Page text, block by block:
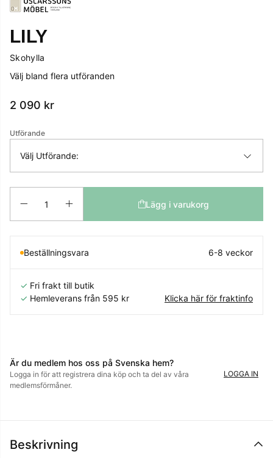
LILY
Skohylla
Välj bland flera utföranden
2 090 kr
Utförande
Välj Utförande:
Lägg i varukorg
Beställningsvara 6-8 veckor
✓ Fri frakt till butik
✓ Hemleverans från 595 kr Klicka här för fraktinfo
Är du medlem hos oss på Svenska hem?
Logga in för att registrera dina köp och ta del av våra
medlemsförmåner.
LOGGA IN
Beskrivning